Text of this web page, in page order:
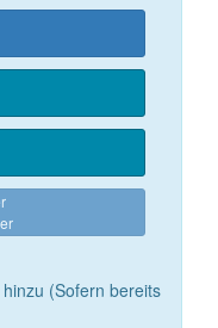
(Sofern bereits